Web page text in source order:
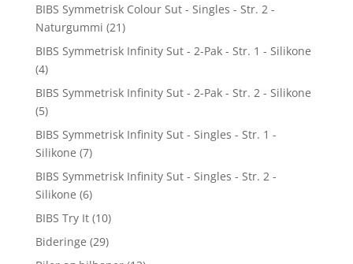
BIBS Symmetrisk Colour Sut - Singles - Str. 2 -
Naturgummi (21)
BIBS Symmetrisk Infinity Sut - 2-Pak - Str. 1 - Silikone
(4)
BIBS Symmetrisk Infinity Sut - 2-Pak - Str. 2 - Silikone
(5)
BIBS Symmetrisk Infinity Sut - Singles - Str. 1 -
Silikone (7)
BIBS Symmetrisk Infinity Sut - Singles - Str. 2 -
Silikone (6)
BIBS Try It (10)
Bideringe (29)